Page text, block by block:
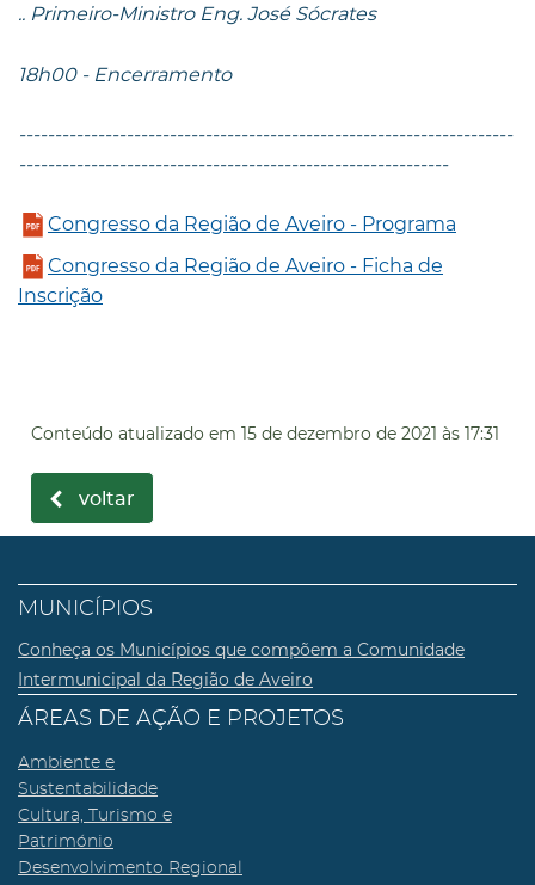
.. Primeiro-Ministro Eng. José Sócrates
18h00 - Encerramento
---------------------------------------------------------------------
------------------------------------------------------------
Congresso da Região de Aveiro - Programa
Congresso da Região de Aveiro - Ficha de
Inscrição
Conteúdo atualizado em 15 de dezembro de 2021 às 17:31
voltar
MUNICÍPIOS
Conheça os Municípios que compõem a Comunidade
Intermunicipal da Região de Aveiro
ÁREAS DE AÇÃO E PROJETOS
Ambiente e
Sustentabilidade
Cultura, Turismo e
Património
Desenvolvimento Regional